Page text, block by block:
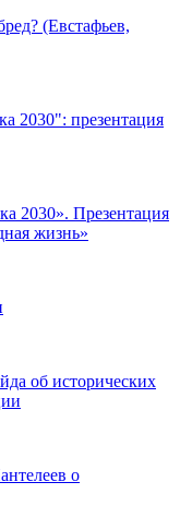
(Евстафьев,
2030": презентация
2030». Презентация
жизнь»
об исторических
о